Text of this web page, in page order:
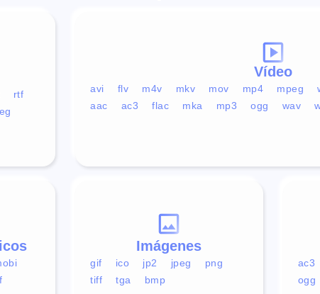
rtf
Vídeo
avi flv m4v mkv mov mp4 mpeg
aac
ac3 flac mka mp3 ogg wav
ac3
ogg
Imágenes
gif ico jp2 jpeg
png
tiff
tga bmp